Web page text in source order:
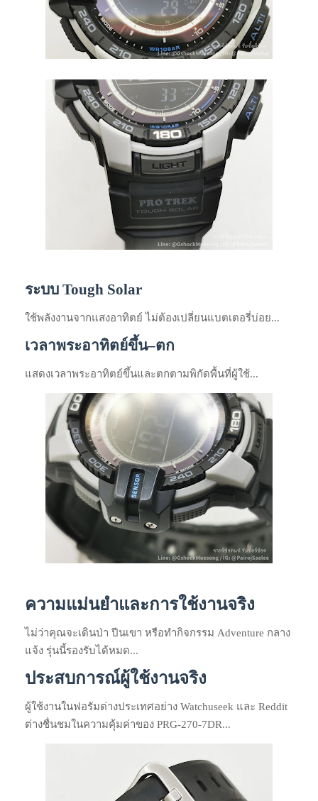
ระบบ Tough Solar
ใช้พลังงานจากแสงอาทิตย์ ไม่ต้องเปลี่ยนแบตเตอรี่บ่อย...
เวลาพระอาทิตย์ขึ้น–ตก
แสดงเวลาพระอาทิตย์ขึ้นและตกตามพิกัดพื้นที่ผู้ใช้...
ความแม่นยำและการใช้งานจริง
ไม่ว่าคุณจะเดินป่า ปีนเขา หรือทำกิจกรรม Adventure กลาง
แจ้ง รุ่นนี้รองรับได้หมด...
ประสบการณ์ผู้ใช้งานจริง
ผู้ใช้งานในฟอรัมต่างประเทศอย่าง Watchuseek และ Reddit
ต่างชื่นชมในความคุ้มค่าของ PRG-270-7DR...